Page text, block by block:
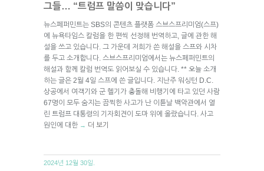
그들… “트럼프 말씀이 맞습니다”
뉴스페퍼민트는 SBS의 콘텐츠 플랫폼 스브스프리미엄(스프)
에 뉴욕타임스 칼럼을 한 편씩 선정해 번역하고, 글에 관한 해
설을 쓰고 있습니다. 그 가운데 저희가 쓴 해설을 스프와 시차
를 두고 소개합니다. 스브스프리미엄에서는 뉴스페퍼민트의
해설과 함께 칼럼 번역도 읽어보실 수 있습니다. ** 오늘 소개
하는 글은 2월 4일 스프에 쓴 글입니다. 지난주 워싱턴 D.C.
상공에서 여객기와 군 헬기가 충돌해 비행기에 타고 있던 사람
67명이 모두 숨지는 끔찍한 사고가 난 이튿날 백악관에서 열
린 트럼프 대통령의 기자회견이 도마 위에 올랐습니다. 사고
원인에 대한 → 더 보기
2024년 12월 30일.